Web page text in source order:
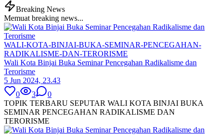
Breaking News
Memuat breaking news...
WALI-KOTA-BINJAI-BUKA-SEMINAR-PENCEGAHAN-
RADIKALISME-DAN-TERORISME
Wali Kota Binjai Buka Seminar Pencegahan Radikalisme dan
Terorisme
5 Jun 2024, 23.43
0
3
0
TOPIK TERBARU SEPUTAR WALI KOTA BINJAI BUKA
SEMINAR PENCEGAHAN RADIKALISME DAN
TERORISME